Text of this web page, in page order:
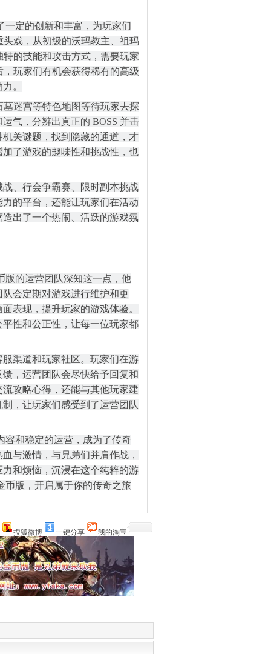
一定的创新和丰富，为玩家们
戏，从初级的沃玛教主、祖玛
的技能和攻击方式，需要玩家
玩家们有机会获得稀有的高级
。
迷宫等特色地图等待玩家去探
气，分辨出真正的 BOSS 并击
关谜题，找到隐藏的通道，才
了游戏的趣味性和挑战性，也
、行会争霸赛、限时副本挑战
的平台，还能让玩家们在活动
出了一个热闹、活跃的游戏氛
版的运营团队深知这一点，他
会定期对游戏进行维护和更
表现，提升玩家的游戏体验。
性和公正性，让每一位玩家都
渠道和玩家社区。玩家们在游
，运营团队会尽快给予回复和
攻略心得，还能与其他玩家建
，让玩家们感受到了运营团队
容和稳定的运营，成为了传奇
与激情，与兄弟们并肩作战，
和烦恼，沉浸在这个纯粹的游
币版，开启属于你的传奇之旅
搜狐微博 一键分享 我的淘宝